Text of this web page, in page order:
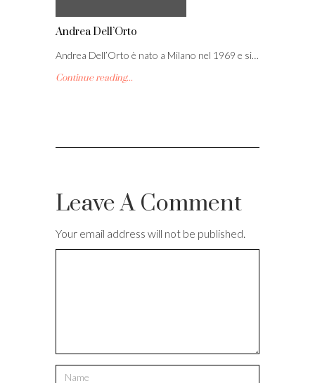
Andrea Dell’Orto
Andrea Dell’Orto è nato a Milano nel 1969 e si…
Continue reading...
Leave A Comment
Your email address will not be published.